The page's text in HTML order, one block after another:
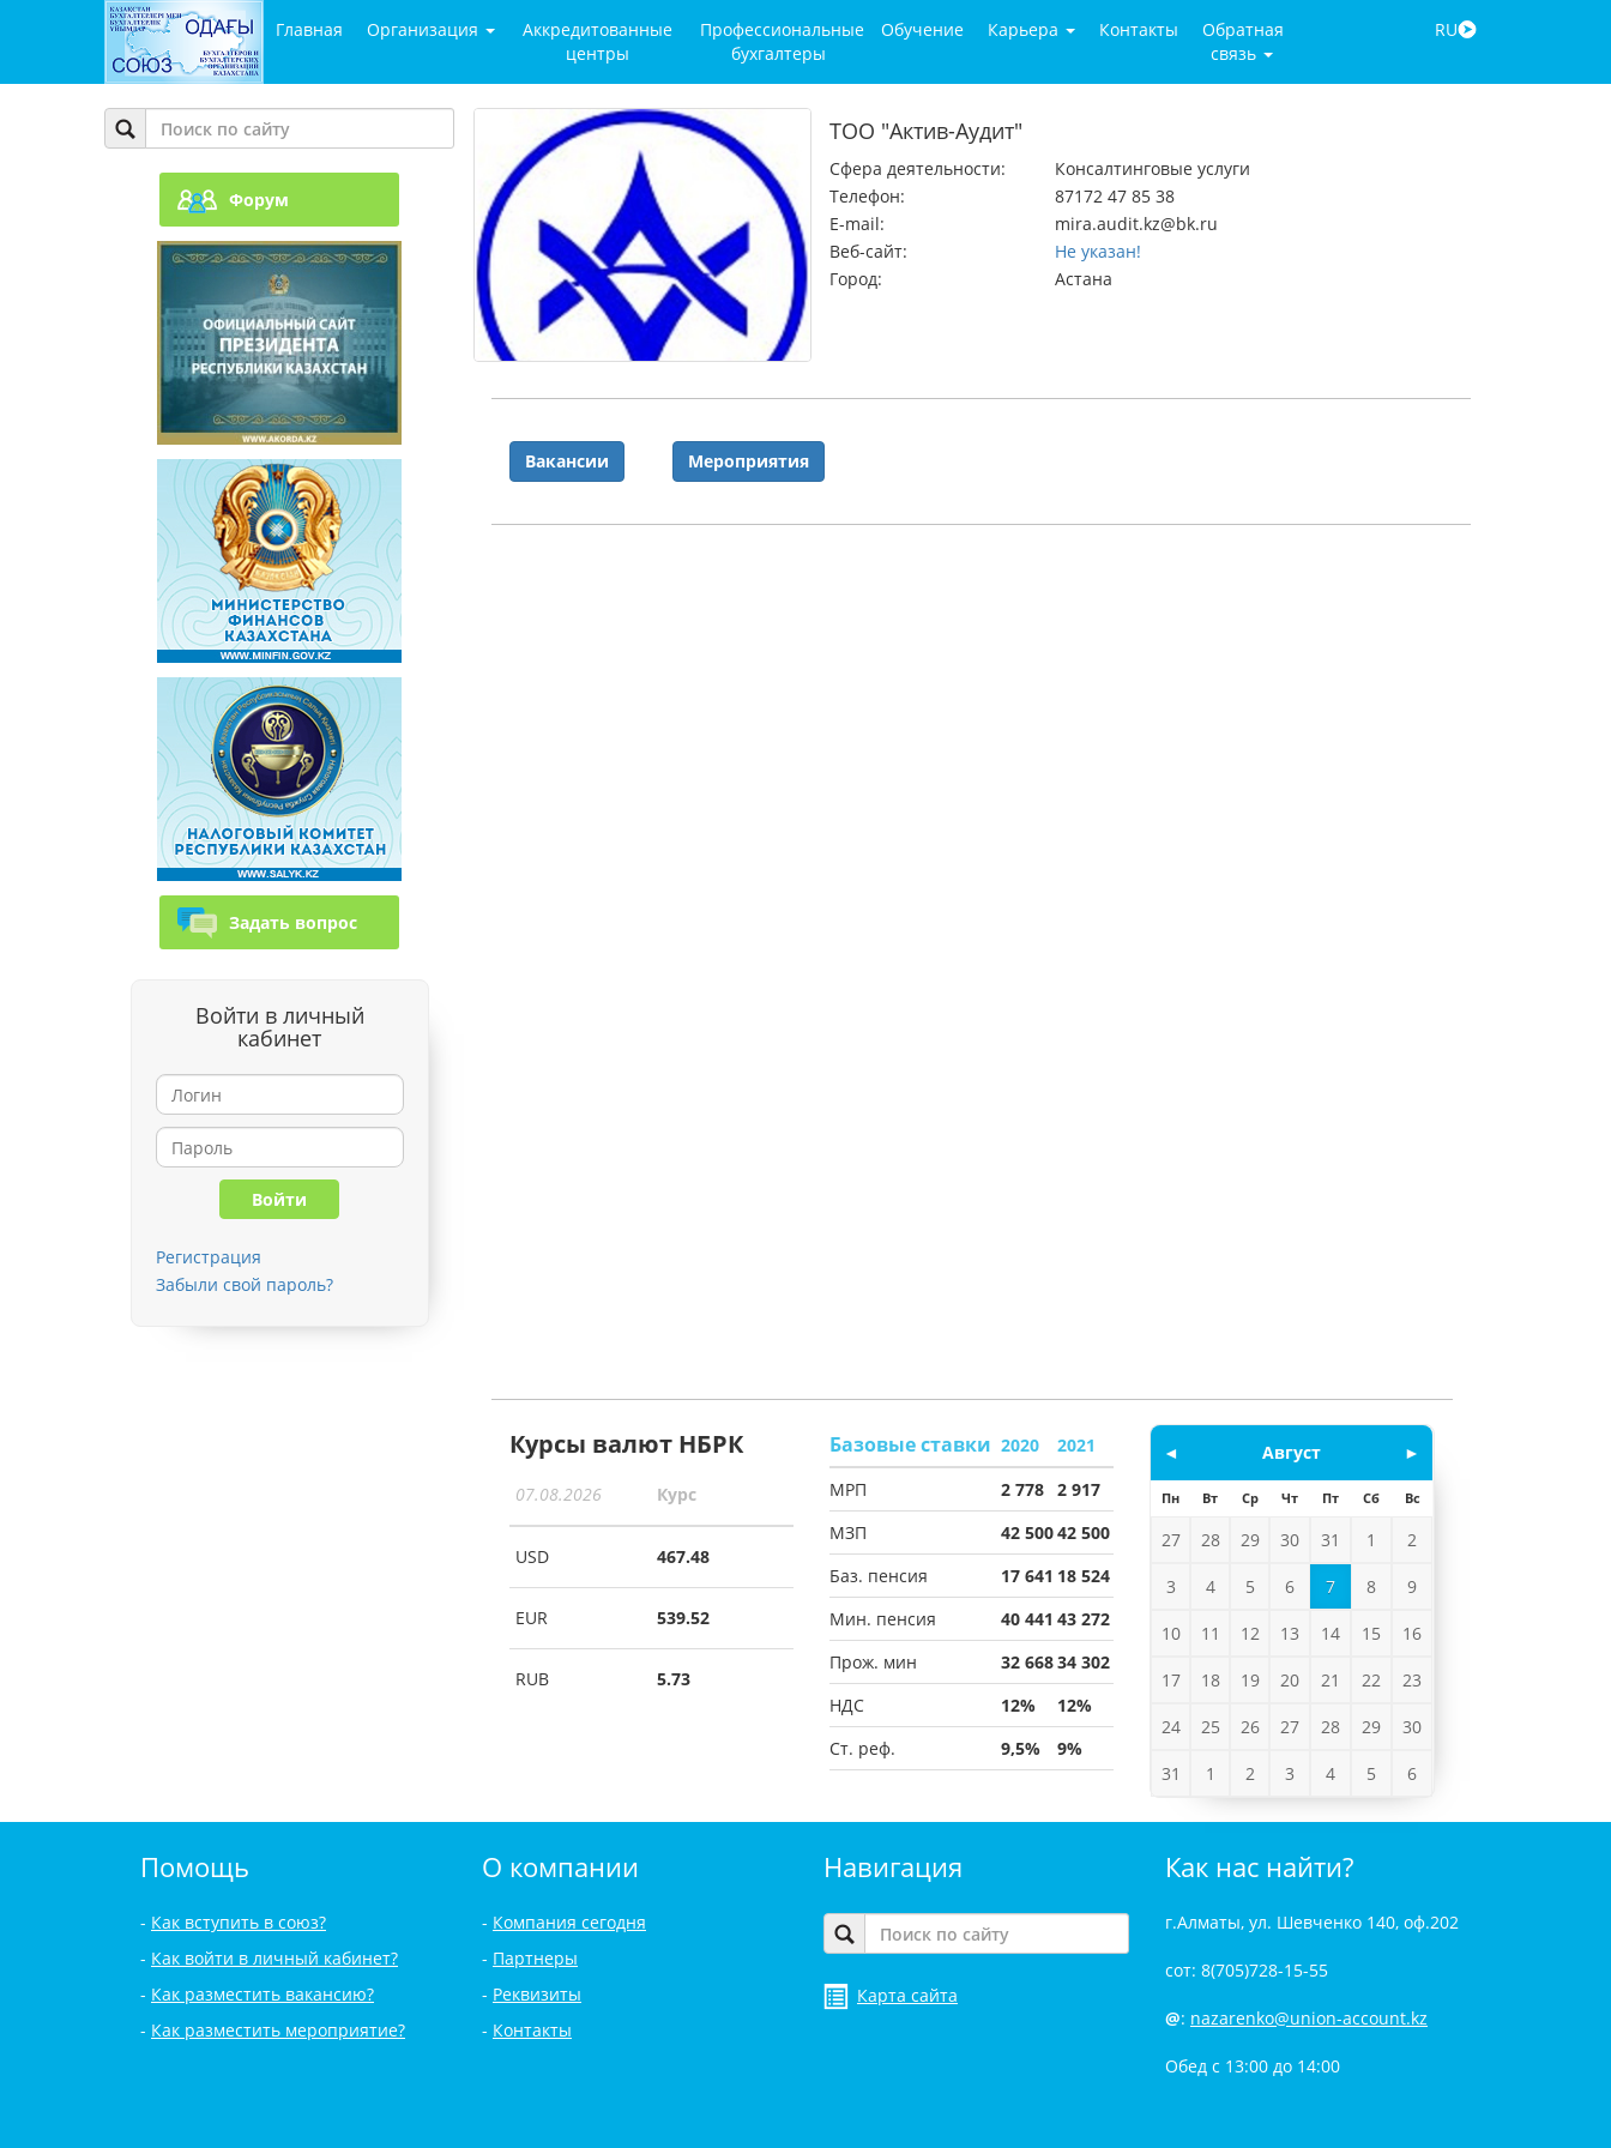
Главная Организация
Аккредитованные
центры
Профессиональные
бухгалтеры
Обучение Карьера Контакты
Обратная
связь
RU
Форум
Задать вопрос
Войти в личный
кабинет
Регистрация
Забыли свой пароль?
ТОО "Актив-Аудит"
Сфера деятельности:
Консалтинговые услуги
Телефон:
87172 47 85 38
E-mail:
mira.audit.kz@bk.ru
Веб-сайт:
Не указан!
Город:
Астана
Вакансии Мероприятия
Курсы валют НБРК
07.08.2026 Курс
USD 467.48
EUR 539.52
RUB 5.73
Базовые ставки 2020
2021
МРП
2 778 2 917
МЗП
42 50042 500
Баз. пенсия
17 641 18 524
Мин. пенсия
40 441 43 272
Прож. мин
32 66834 302
НДС
12%
12%
Ст. реф.
9,5% 9%
◄ ►
Август
Пн Вт Ср Чт Пт Сб Вс
27 28 29 30 31 1 2
3 4 5 6 7 8 9
10 11 12 13 14 15 16
17 18 19 20 21 22 23
24 25 26 27 28 29 30
31 1 2 3 4 5 6
Помощь
Как вступить в союз?
Как войти в личный кабинет?
Как разместить вакансию?
Как разместить мероприятие?
О компании
Компания сегодня
Партнеры
Реквизиты
Контакты
Навигация
Карта сайта
Как нас найти?
г.Алматы, ул. Шевченко 140, оф.202
сот: 8(705)728-15-55
@: nazarenko@union-account.kz
Обед с 13:00 до 14:00